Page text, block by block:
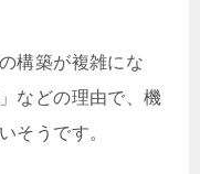
構築が複雑にな
などの理由で、機
そうです。